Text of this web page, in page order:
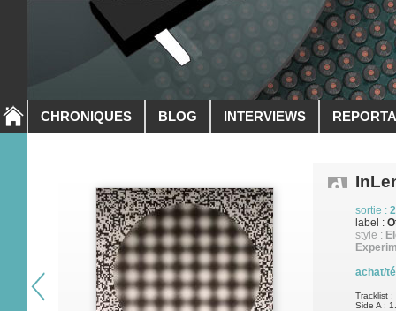
CHRONIQUES BLOG INTERVIEWS
sortie :
label :
style :
achat/
Tracklist :
Side A :